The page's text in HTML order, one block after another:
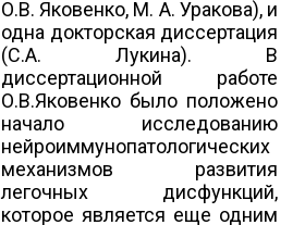
О.В. Яковенко, М. А. Уракова), и
одна докторская диссертация
(С.А. Лукина). В
диссертационной работе
О.В.Яковенко было положено
начало исследованию
нейроиммунопатологических
механизмов развития
легочных дисфункций,
которое является еще одним